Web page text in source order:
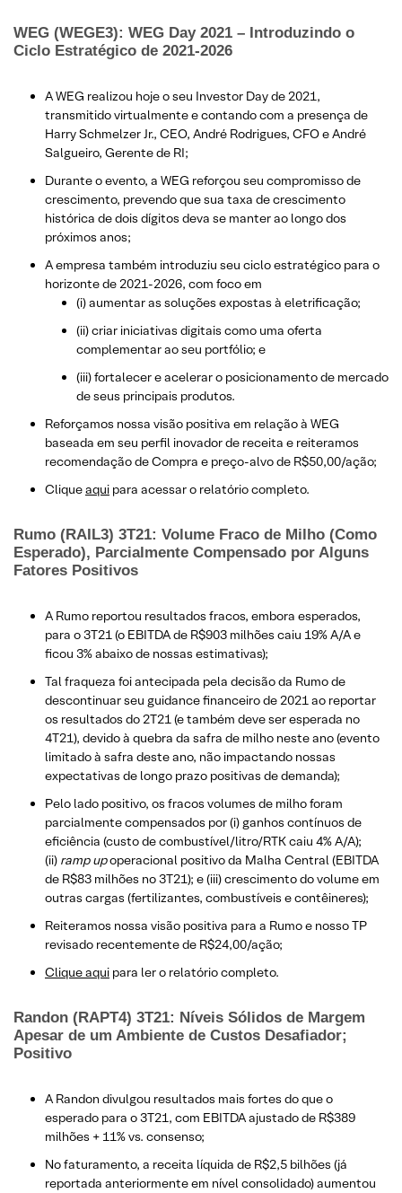
WEG (WEGE3): WEG Day 2021 – Introduzindo o
Ciclo Estratégico de 2021-2026
A WEG realizou hoje o seu Investor Day de 2021,
transmitido virtualmente e contando com a presença de
Harry Schmelzer Jr., CEO, André Rodrigues, CFO e André
Salgueiro, Gerente de RI;
Durante o evento, a WEG reforçou seu compromisso de
crescimento, prevendo que sua taxa de crescimento
histórica de dois dígitos deva se manter ao longo dos
próximos anos;
A empresa também introduziu seu ciclo estratégico para o
horizonte de 2021-2026, com foco em
(i) aumentar as soluções expostas à eletrificação;
(ii) criar iniciativas digitais como uma oferta
complementar ao seu portfólio; e
(iii) fortalecer e acelerar o posicionamento de mercado
de seus principais produtos.
Reforçamos nossa visão positiva em relação à WEG
baseada em seu perfil inovador de receita e reiteramos
recomendação de Compra e preço-alvo de R$50,00/ação;
Cliqueaqui para acessar o relatório completo.
Rumo (RAIL3) 3T21: Volume Fraco de Milho (Como
Esperado), Parcialmente Compensado por Alguns
Fatores Positivos
A Rumo reportou resultados fracos, embora esperados,
para o 3T21 (o EBITDA de R$903 milhões caiu 19% A/A e
ficou 3% abaixo de nossas estimativas);
Tal fraqueza foi antecipada pela decisão da Rumo de
descontinuar seu guidance financeiro de 2021 ao reportar
os resultados do 2T21 (e também deve ser esperada no
4T21), devido à quebra da safra de milho neste ano (evento
limitado à safra deste ano, não impactando nossas
expectativas de longo prazo positivas de demanda);
Pelo lado positivo, os fracos volumes de milho foram
parcialmente compensados ​​por (i) ganhos contínuos de
eficiência (custo de combustível/litro/RTK caiu 4% A/A);
(ii) ramp upoperacional positivo da Malha Central (EBITDA
de R$83 milhões no 3T21); e (iii) crescimento do volume em
outras cargas (fertilizantes, combustíveis e contêineres);
Reiteramos nossa visão positiva para a Rumo e nosso TP
revisado recentemente de R$24,00/ação;
Clique aqui para ler o relatório completo.
Randon (RAPT4) 3T21: Níveis Sólidos de Margem
Apesar de um Ambiente de Custos Desafiador;
Positivo
A Randon divulgou resultados mais fortes do que o
esperado para o 3T21, com EBITDA ajustado de R$389
milhões + 11% vs. consenso;
No faturamento, a receita líquida de R$2,5 bilhões (já
reportada anteriormente em nível consolidado) aumentou